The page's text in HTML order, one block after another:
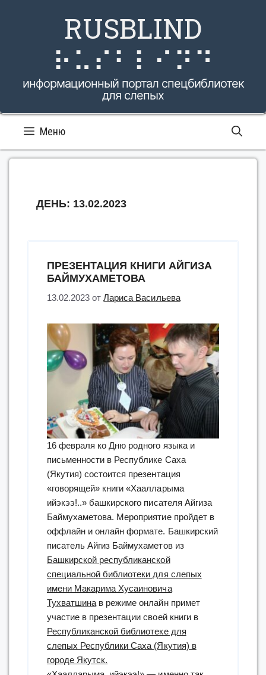
RUSBLIND
⠗⠥⠎⠃⠇⠊⠝⠙
информационный портал спецбиблиотек
для слепых
Меню
ДЕНЬ: 13.02.2023
ПРЕЗЕНТАЦИЯ КНИГИ АЙГИЗА
БАЙМУХАМЕТОВА
13.02.2023 отЛариса Васильева
16 февраля ко Дню родного языка и
письменности в Республике Саха
(Якутия) состоится презентация
«говорящей» книги «Хаалларыма
ийэкээ!..» башкирского писателя Айгиза
Баймухаметова. Мероприятие пройдет в
оффлайн и онлайн формате. Башкирский
писатель Айгиз Баймухаметов из
Башкирской республиканской
специальной библиотеки для слепых
имени Макарима Хусаиновича
Тухватшина в режиме онлайн примет
участие в презентации своей книги в
Республиканской библиотеке для
слепых Республики Саха (Якутия) в
городе Якутск.